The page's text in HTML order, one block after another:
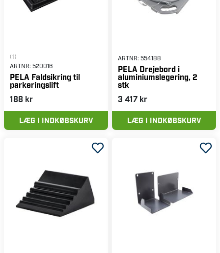
(1)
ARTNR: 520016
PELA Faldsikring til
parkeringslift
188 kr
LÆG I INDKØBSKURV
ARTNR: 554188
PELA Drejebord i
aluminiumslegering, 2
stk
3 417 kr
LÆG I INDKØBSKURV